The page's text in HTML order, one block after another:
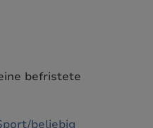
befristete
beliebig